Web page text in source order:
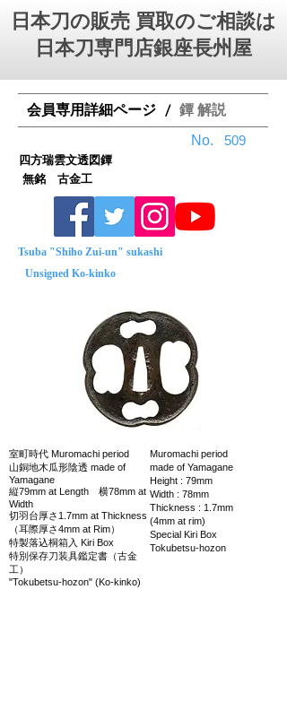
日本刀の販売 買取のご相談は
日本刀専門店銀座⻑州屋
会員専用詳細ページ / 鐔 解説
No.
無銘 古金工
Tsuba "Shiho Zui-un" sukashi
Unsigned Ko-kinko
室町時代 Muromachi period
山銅地木瓜形陰透 made of
Yamagane
縦79mm at Length 横78mm at
Width
切羽台厚さ1.7mm at Thickness
（耳際厚さ4mm at Rim）
特製落込桐箱入 Kiri Box
特別保存刀装具鑑定書（古金
工）
"Tokubetsu-hozon" (Ko-kinko)
Muromachi period
made of Yamagane
Height : 79mm
Width : 78mm
Thickness : 1.7mm
(4mm at rim)
Special Kiri Box
Tokubetsu-hozon
四方瑞雲文透図鐔
509